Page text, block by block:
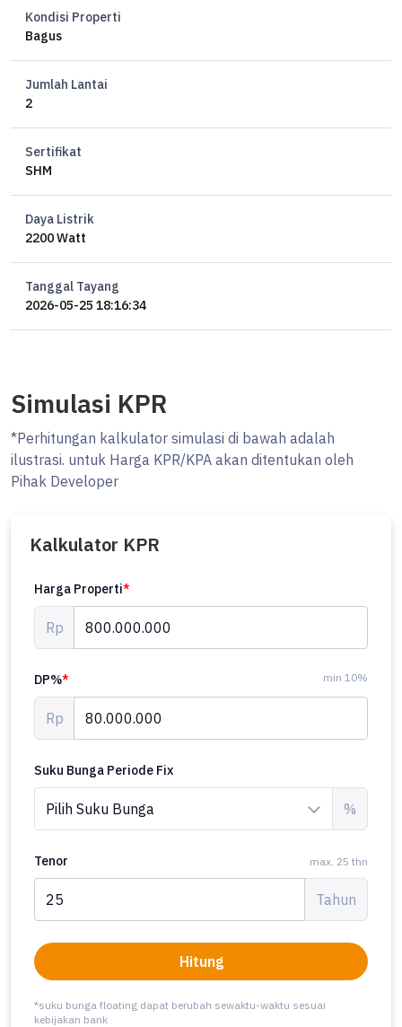
Kondisi Properti
Bagus
Jumlah Lantai
2
Sertifikat
SHM
Daya Listrik
2200 Watt
Tanggal Tayang
2026-05-25 18:16:34
Simulasi KPR
*Perhitungan kalkulator simulasi di bawah adalah
ilustrasi. untuk Harga KPR/KPA akan ditentukan oleh
Pihak Developer
Kalkulator KPR
Harga Properti*
Rp
DP%* min 10%
Rp
Suku Bunga Periode Fix
%
Tenor max. 25 thn
Tahun
Hitung
*suku bunga floating dapat berubah sewaktu-waktu sesuai
kebijakan bank